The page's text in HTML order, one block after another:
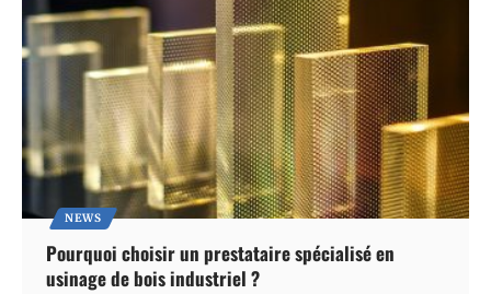
NEWS
Pourquoi choisir un prestataire spécialisé en
usinage de bois industriel ?